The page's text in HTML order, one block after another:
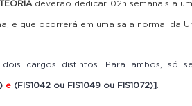
deverão dedicar 02h semanais a
e que ocorrerá em uma sala normal da
cargos distintos. Para ambos, só
e(FIS1042 ou FIS1049 ou FIS1072)].